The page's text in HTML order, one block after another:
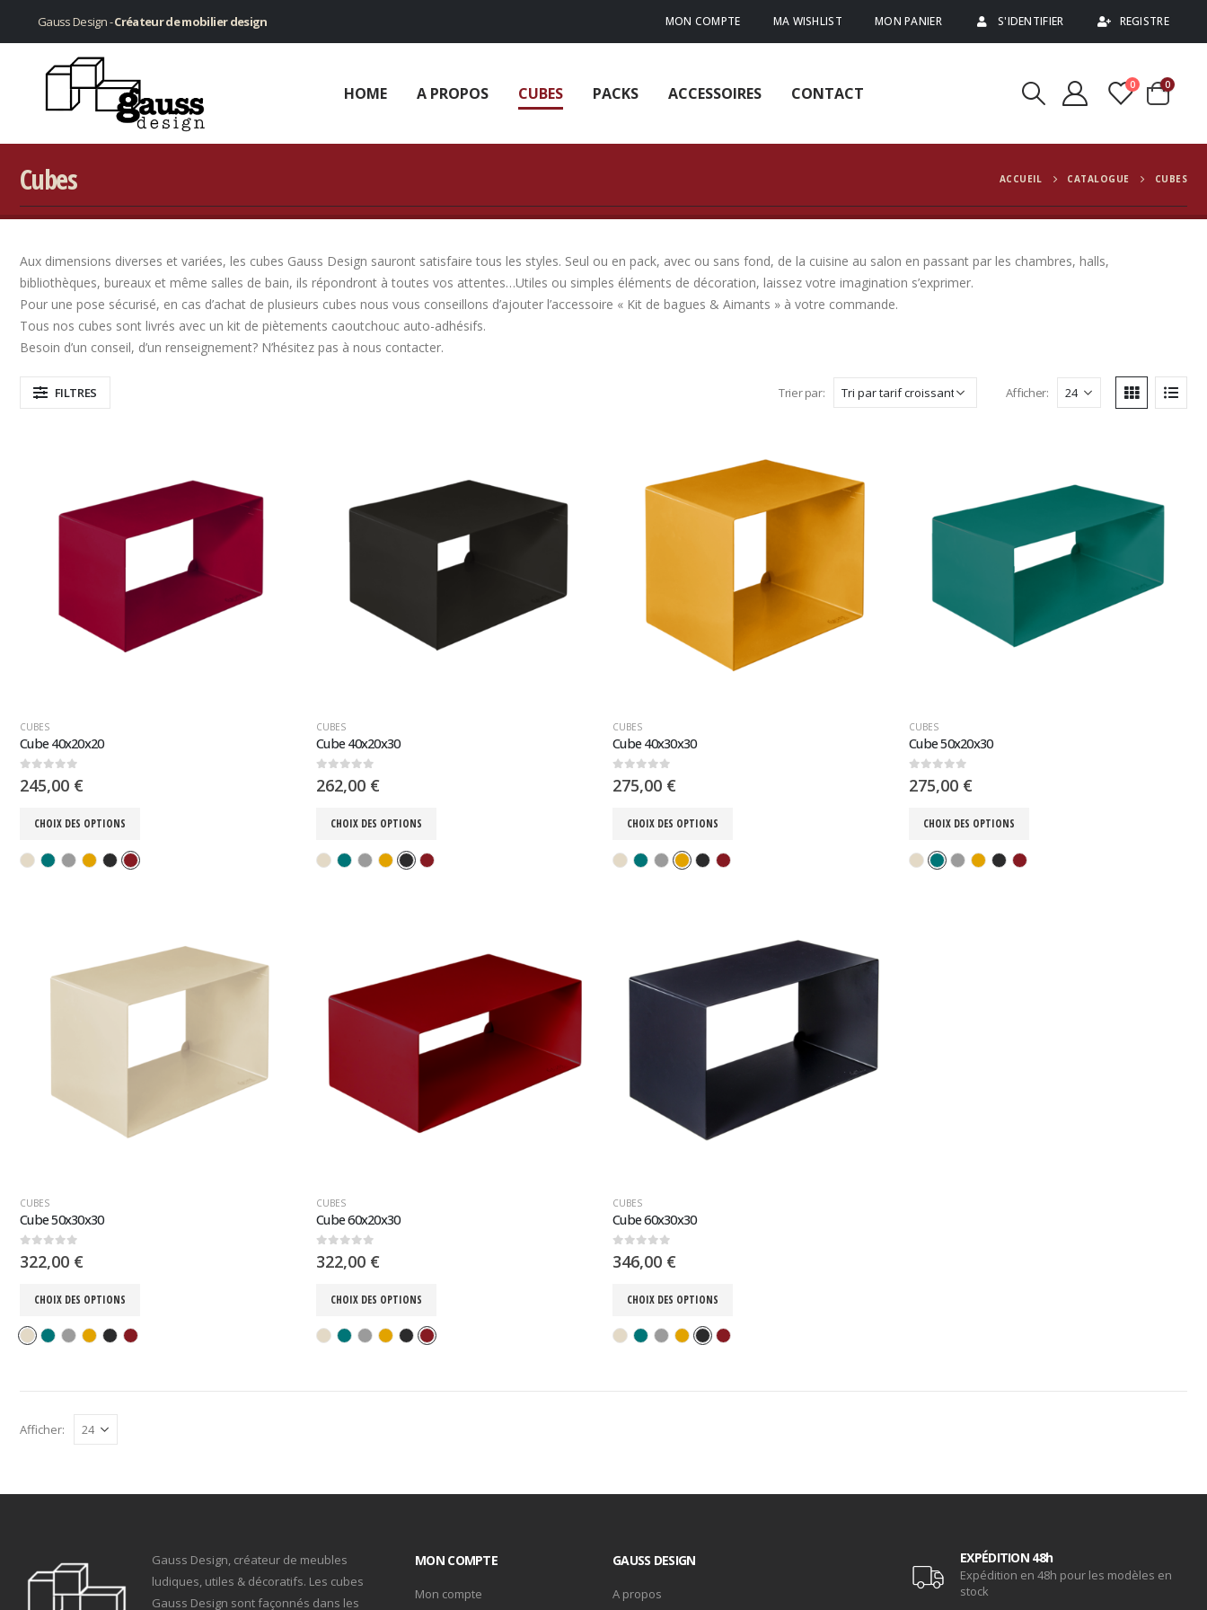
Gauss Design -Créateur de mobilier design MON COMPTE MA WISHLIST MON PANIER S'IDENTIFIER REGISTRE
HOME A PROPOS CUBES PACKS ACCESSOIRES CONTACT 0 0
Cubes ACCUEIL CATALOGUE CUBES
Aux dimensions diverses et variées, les cubes Gauss Design sauront satisfaire tous les styles. Seul ou en pack, avec ou sans fond, de la cuisine au salon en passant par les chambres, halls,
bibliothèques, bureaux et même salles de bain, ils répondront à toutes vos attentes…Utiles ou simples éléments de décoration, laissez votre imagination s’exprimer.
Pour une pose sécurisé, en cas d’achat de plusieurs cubes nous vous conseillons d’ajouter l’accessoire « Kit de bagues & Aimants » à votre commande.
Tous nos cubes sont livrés avec un kit de piètements caoutchouc auto-adhésifs.
Besoin d’un conseil, d’un renseignement? N’hésitez pas à nous contacter.
FILTRES Trier par: Afficher:
CUBES
Cube 40x20x20
0sur 5
245,00 €
CHOIX DES OPTIONS
CUBES
Cube 40x20x30
0sur 5
262,00 €
CHOIX DES OPTIONS
CUBES
Cube 40x30x30
0sur 5
275,00 €
CHOIX DES OPTIONS
CUBES
Cube 50x20x30
0sur 5
275,00 €
CHOIX DES OPTIONS
CUBES
Cube 50x30x30
0sur 5
322,00 €
CHOIX DES OPTIONS
CUBES
Cube 60x20x30
0sur 5
322,00 €
CHOIX DES OPTIONS
CUBES
Cube 60x30x30
0sur 5
346,00 €
CHOIX DES OPTIONS
Afficher:
Gauss Design, créateur de meubles
ludiques, utiles & décoratifs. Les cubes
Gauss Design sont façonnés dans les
MON COMPTE
Mon compte
GAUSS DESIGN
A propos
EXPÉDITION 48h
Expédition en 48h pour les modèles en
stock